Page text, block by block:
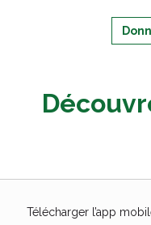
Télécharger l’app